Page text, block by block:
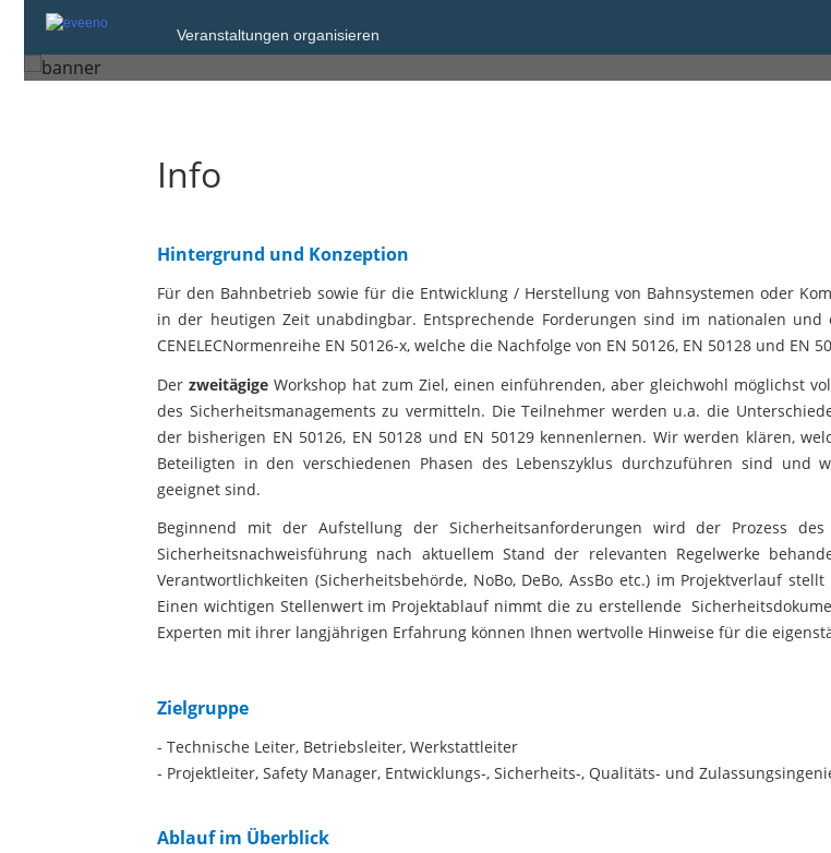
Veranstaltungen organisieren
Berlin
Info
Hintergrund und Konzeption
Für den Bahnbetrieb sowie für die Entwicklung / Herstellung von Bahnsystemen oder
in der heutigen Zeit unabdingbar. Entsprechende Forderungen sind im nationalen
CENELECNormenreihe EN 50126-x, welche die Nachfolge von EN 50126, EN 50128 und EN
Der zweitägige Workshop hat zum Ziel, einen einführenden, aber gleichwohl möglichst
des Sicherheitsmanagements zu vermitteln. Die Teilnehmer werden u.a. die
der bisherigen EN 50126, EN 50128 und EN 50129 kennenlernen. Wir werden klären,
Beteiligten in den verschiedenen Phasen des Lebenszyklus durchzuführen sind und
geeignet sind.
Beginnend mit der Aufstellung der Sicherheitsanforderungen wird der Prozess des
Sicherheitsnachweisführung nach aktuellem Stand der relevanten Regelwerke
Verantwortlichkeiten (Sicherheitsbehörde, NoBo, DeBo, AssBo etc.) im Projektverlauf
Einen wichtigen Stellenwert im Projektablauf nimmt die zu erstellende
Experten mit ihrer langjährigen Erfahrung können Ihnen wertvolle Hinweise für die
Zielgruppe
- Technische Leiter, Betriebsleiter, Werkstattleiter
- Projektleiter, Safety Manager, Entwicklungs-, Sicherheits-, Qualitäts- und
Ablauf im Überblick